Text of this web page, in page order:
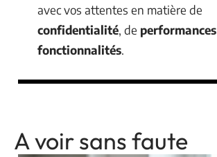
avec vos attentes en matière de
confidentialité, de performances
fonctionnalités.
A voir sans faute